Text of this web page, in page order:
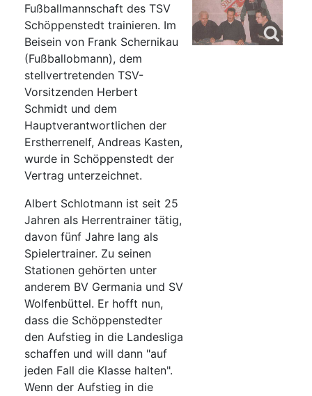
Fußballmannschaft des TSV
Schöppenstedt trainieren. Im
Beisein von Frank Schernikau
(Fußballobmann), dem
stellvertretenden TSV-
Vorsitzenden Herbert
Schmidt und dem
Hauptverantwortlichen der
Erstherrenelf, Andreas Kasten,
wurde in Schöppenstedt der
Vertrag unterzeichnet.
Albert Schlotmann ist seit 25
Jahren als Herrentrainer tätig,
davon fünf Jahre lang als
Spielertrainer. Zu seinen
Stationen gehörten unter
anderem BV Germania und SV
Wolfenbüttel. Er hofft nun,
dass die Schöppenstedter
den Aufstieg in die Landesliga
schaffen und will dann "auf
jeden Fall die Klasse halten".
Wenn der Aufstieg in die